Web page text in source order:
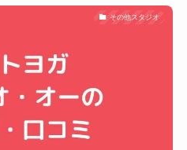
その他スタジオ